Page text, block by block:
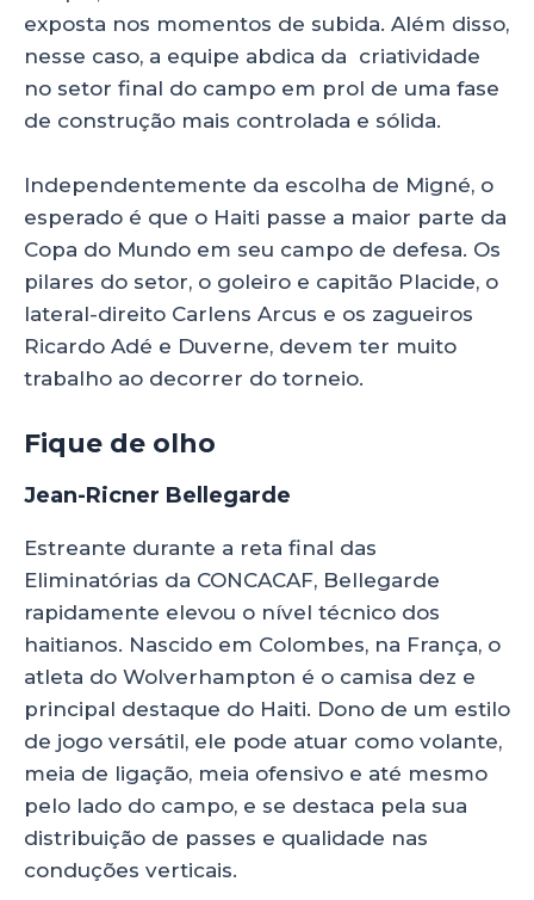
exposta nos momentos de subida. Além disso,
nesse caso, a equipe abdica da criatividade
no setor final do campo em prol de uma fase
de construção mais controlada e sólida.
Independentemente da escolha de Migné, o
esperado é que o Haiti passe a maior parte da
Copa do Mundo em seu campo de defesa. Os
pilares do setor, o goleiro e capitão Placide, o
lateral-direito Carlens Arcus e os zagueiros
Ricardo Adé e Duverne, devem ter muito
trabalho ao decorrer do torneio.
Fique de olho
Jean-Ricner Bellegarde
Estreante durante a reta final das
Eliminatórias da CONCACAF, Bellegarde
rapidamente elevou o nível técnico dos
haitianos. Nascido em Colombes, na França, o
atleta do Wolverhampton é o camisa dez e
principal destaque do Haiti. Dono de um estilo
de jogo versátil, ele pode atuar como volante,
meia de ligação, meia ofensivo e até mesmo
pelo lado do campo, e se destaca pela sua
distribuição de passes e qualidade nas
conduções verticais.